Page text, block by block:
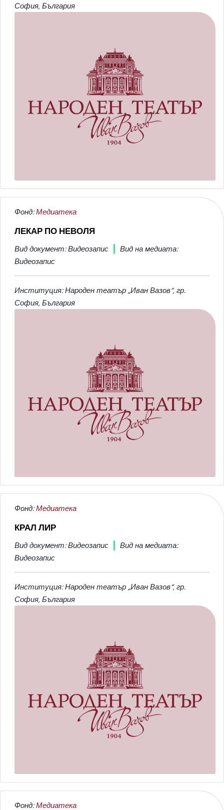
София, България
Фонд:Медиатека
ЛЕКАР ПО НЕВОЛЯ
Вид документ: Видеозапис
Вид на медиата:
Видеозапис
Институция: Народен театър „Иван Вазов“, гр.
София, България
Фонд:Медиатека
КРАЛ ЛИР
Вид документ: Видеозапис
Вид на медиата:
Видеозапис
Институция: Народен театър „Иван Вазов“, гр.
София, България
Фонд:Медиатека